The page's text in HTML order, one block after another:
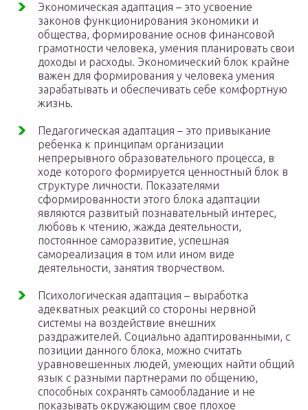
Экономическая адаптация – это усвоение
законов функционирования экономики и
общества, формирование основ финансовой
грамотности человека, умения планировать свои
доходы и расходы. Экономический блок крайне
важен для формирования у человека умения
зарабатывать и обеспечивать себе комфортную
жизнь.
Педагогическая адаптация – это привыкание
ребенка к принципам организации
непрерывного образовательного процесса, в
ходе которого формируется ценностный блок в
структуре личности. Показателями
сформированности этого блока адаптации
являются развитый познавательный интерес,
любовь к чтению, жажда деятельности,
постоянное саморазвитие, успешная
самореализация в том или ином виде
деятельности, занятия творчеством.
Психологическая адаптация – выработка
адекватных реакций со стороны нервной
системы на воздействие внешних
раздражителей. Социально адаптированными, с
позиции данного блока, можно считать
уравновешенных людей, умеющих найти общий
язык с разными партнерами по общению,
способных сохранять самообладание и не
показывать окружающим свое плохое